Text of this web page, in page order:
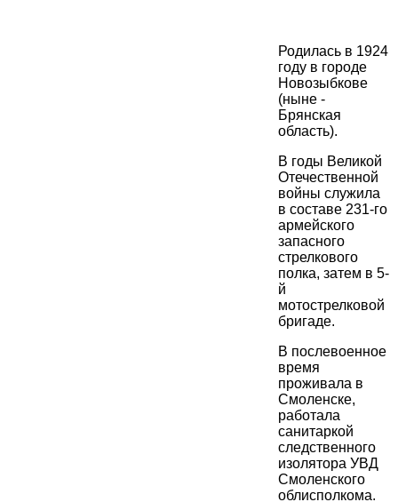
Родилась в 1924
году в городе
Новозыбкове
(ныне -
Брянская
область).
В годы Великой
Отечественной
войны служила
в составе 231-го
армейского
запасного
стрелкового
полка, затем в 5-
й
мотострелковой
бригаде.
В послевоенное
время
проживала в
Смоленске,
работала
санитаркой
следственного
изолятора УВД
Смоленского
облисполкома.